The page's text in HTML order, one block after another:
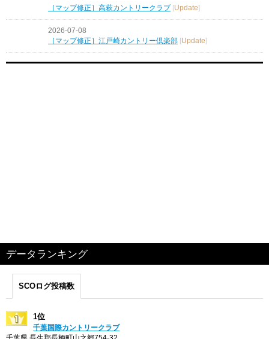
［マップ修正］高萩カントリークラブ [Update]
2026-07-08
［マップ修正］江戸崎カントリー倶楽部 Update
データランキング
SCOログ投稿数
1位
千葉国際カントリークラブ